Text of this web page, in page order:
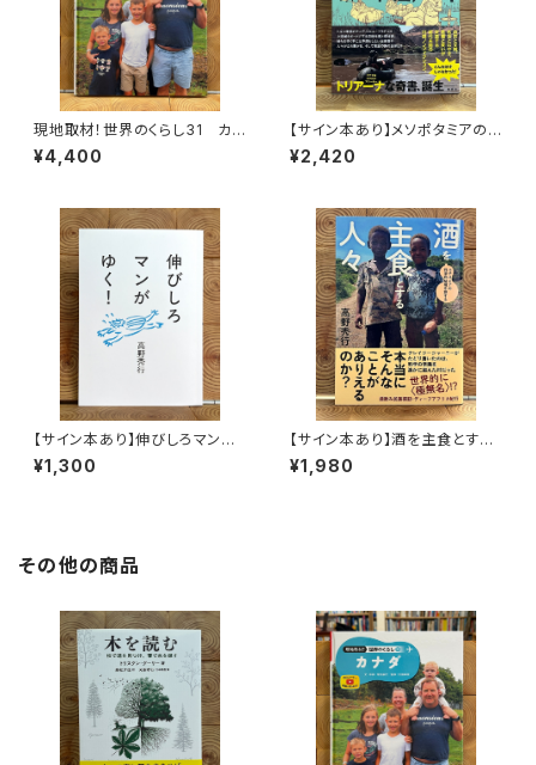
現地取材！世界のくらし31 カナ
ダ
¥4,400
【サイン本あり】メソポタミアの
ボート三人男
¥2,420
【サイン本あり】伸びしろマンが
ゆく！
¥1,300
【サイン本あり】酒を主食とする
人々 エチオピアの科学的秘境
を旅する
¥1,980
その他の商品